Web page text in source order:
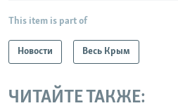
This item is part of
Новости Весь Крым
ЧИТАЙТЕ ТАКЖЕ: